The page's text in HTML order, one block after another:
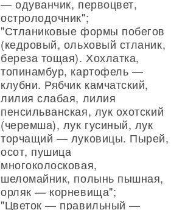
— одуванчик, первоцвет,
остролодочник";
"Стланиковые формы побегов
(кедровый, ольховый стланик,
береза тощая). Хохлатка,
топинамбур, картофель —
клубни. Рябчик камчатский,
лилия слабая, лилия
пенсильванская, лук охотский
(черемша), лук гусиный, лук
торчащий — луковицы. Пырей,
осот, пушица
многоколосковая,
шеломайник, полынь пышная,
орляк — корневища";
"Цветок — правильный —